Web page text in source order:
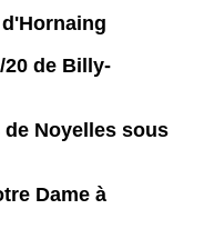
de Billy-
Noyelles sous
Dame à